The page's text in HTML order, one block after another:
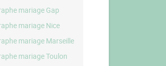
mariage Gap
mariage Nice
mariage Marseille
mariage Toulon